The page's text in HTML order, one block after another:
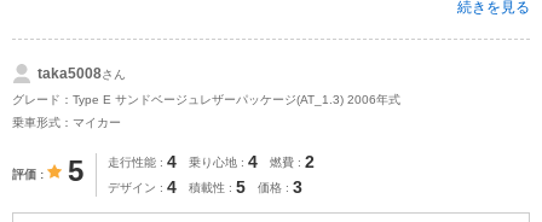
続きを見る
taka5008さん
グレード：Type E サンドベージュレザーパッケージ(AT_1.3) 2006年式
乗車形式：マイカー
評価 5 走行性能 4 乗り心地 4 燃費 2
デザイン 4 積載性 5 価格 3